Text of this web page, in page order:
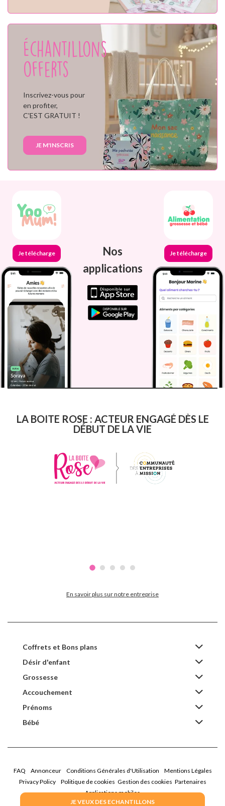
JE VEUX DES ECHANTILLONS
Échantillons
offerts
Inscrivez-vous pour
en profiter,
C'EST GRATUIT !
JE M'INSCRIS
Je télécharge
Nos
applications
Je télécharge
LA BOITE ROSE : ACTEUR ENGAGÉ DÈS LE
DÉBUT DE LA VIE
En savoir plus sur notre entreprise
Coffrets et Bons plans
Désir d'enfant
Grossesse
Accouchement
Prénoms
Bébé
FAQ Annonceur Conditions Générales d'Utilisation
Mentions Légales
Privacy Policy
Politique de cookies Gestion des cookies Partenaires
Applications mobiles